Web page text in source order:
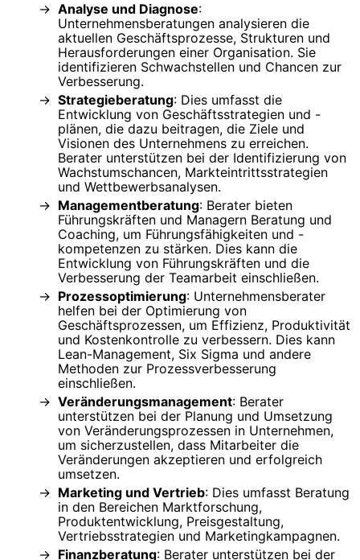
Analyse und Diagnose:
Unternehmensberatungen analysieren die
aktuellen Geschäftsprozesse, Strukturen und
Herausforderungen einer Organisation. Sie
identifizieren Schwachstellen und Chancen zur
Verbesserung.
Strategieberatung: Dies umfasst die
Entwicklung von Geschäftsstrategien und -
plänen, die dazu beitragen, die Ziele und
Visionen des Unternehmens zu erreichen.
Berater unterstützen bei der Identifizierung von
Wachstumschancen, Markteintrittsstrategien
und Wettbewerbsanalysen.
Managementberatung: Berater bieten
Führungskräften und Managern Beratung und
Coaching, um Führungsfähigkeiten und -
kompetenzen zu stärken. Dies kann die
Entwicklung von Führungskräften und die
Verbesserung der Teamarbeit einschließen.
Prozessoptimierung: Unternehmensberater
helfen bei der Optimierung von
Geschäftsprozessen, um Effizienz, Produktivität
und Kostenkontrolle zu verbessern. Dies kann
Lean-Management, Six Sigma und andere
Methoden zur Prozessverbesserung
einschließen.
Veränderungsmanagement: Berater
unterstützen bei der Planung und Umsetzung
von Veränderungsprozessen in Unternehmen,
um sicherzustellen, dass Mitarbeiter die
Veränderungen akzeptieren und erfolgreich
umsetzen.
Marketing und Vertrieb: Dies umfasst Beratung
in den Bereichen Marktforschung,
Produktentwicklung, Preisgestaltung,
Vertriebsstrategien und Marketingkampagnen.
Finanzberatung: Berater unterstützen bei der